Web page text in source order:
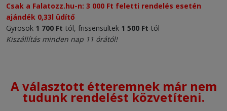
Csak a Falatozz.hu-n: 3 000 Ft feletti rendelés esetén
ajándék 0,33l üdítő
Gyrosok 1 700 Ft-tól, frissensültek 1 500 Ft-tól
Kiszállítás minden nap 11 órától!
A választott étteremnek már nem
tudunk rendelést közvetíteni.